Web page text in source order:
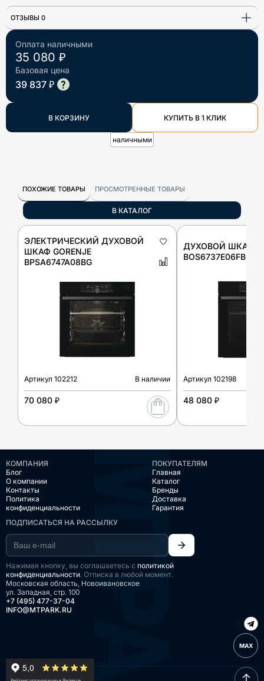
Оплата наличными
35 080 ₽
Базовая цена
39 837 ₽
В КОРЗИНУ КУПИТЬ В 1 КЛИК
наличными
ОТЗЫВЫ 0
ПОХОЖИЕ ТОВАРЫ ПРОСМОТРЕННЫЕ ТОВАРЫ
В КАТАЛОГ
ЭЛЕКТРИЧЕСКИЙ ДУХОВОЙ
ШКАФ GORENJE
BPSA6747A08BG
Артикул 102212 В наличии
70 080 ₽
ДУХОВОЙ ШКАФ
BOS6737E06FBG
Артикул 102198
48 080 ₽
КОМПАНИЯ
Блог
О компании
Контакты
Политика
конфиденциальности
ПОКУПАТЕЛЯМ
Главная
Каталог
Бренды
Доставка
Гарантия
ПОДПИСАТЬСЯ НА РАССЫЛКУ
Нажимая кнопку, вы соглашаетесь с политикой
конфиденциальности. Отписка в любой момент.
Московская область, Новоивановское
ул. Западная, стр. 100
+7 (495) 477-37-04
INFO@MTPARK.RU
MAX